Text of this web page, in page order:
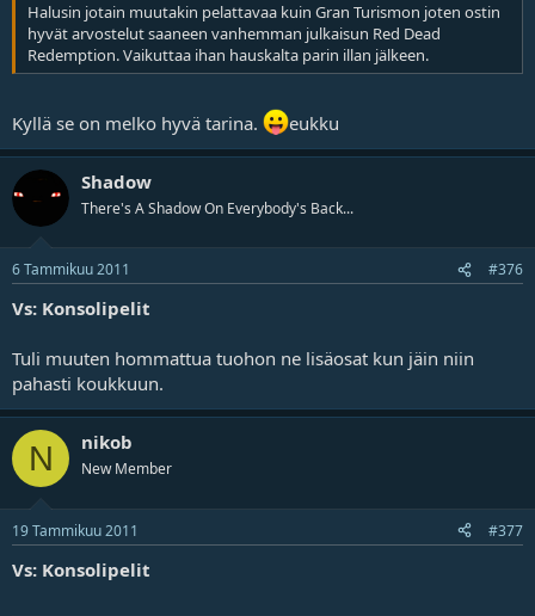
Halusin jotain muutakin pelattavaa kuin Gran Turismon joten ostin
hyvät arvostelut saaneen vanhemman julkaisun Red Dead
Redemption. Vaikuttaa ihan hauskalta parin illan jälkeen.
Kyllä se on melko hyvä tarina. eukku
Shadow
There's A Shadow On Everybody's Back...
6 Tammikuu 2011 #376
Vs: Konsolipelit
Tuli muuten hommattua tuohon ne lisäosat kun jäin niin
pahasti koukkuun.
N nikob
New Member
19 Tammikuu 2011 #377
Vs: Konsolipelit